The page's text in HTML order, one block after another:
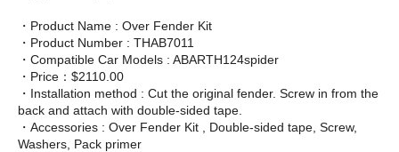
・Product Name : Over Fender Kit
・Product Number : THAB7011
・Compatible Car Models : ABARTH124spider
・Price：$2110.00
・Installation method : Cut the original fender. Screw in from the
back and attach with double-sided tape.
・Accessories : Over Fender Kit , Double-sided tape, Screw,
Washers, Pack primer